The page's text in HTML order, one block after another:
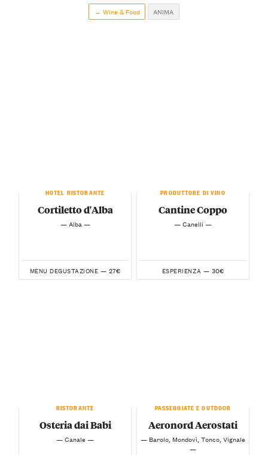
← Wine & Food ANIMA
HOTEL RISTORANTE
Cortiletto d'Alba
— Alba —
MENU DEGUSTAZIONE — 27€
PRODUTTORE DI VINO
Cantine Coppo
— Canelli —
ESPERIENZA — 30€
RISTORANTE
Osteria dai Babi
— Canale —
PASSEGGIATE E OUTDOOR
Aeronord Aerostati
— Barolo, Mondovì, Tonco, Vignale
—